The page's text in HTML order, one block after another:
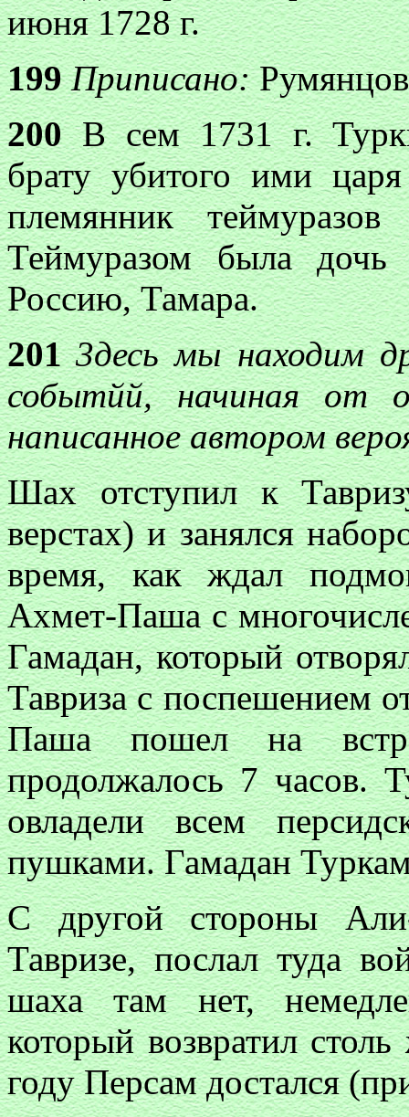
июня 1728 г.
199 Приписано:
200В сем 1731 г.
брату убитого ими
племянник
Теймуразом была дочь
Россию, Тамара.
201 3десь мы находим
событйй, начиная от
написанное автором
Шах отступил к
верстах) и занялся
время, как ждал
Ахмет-Паша с
Гамадан, который
Тавриза с поспешением
Паша пошел на
продолжалось 7 часов.
овладели всем
пушками. Гамадан
С другой стороны
Тавризе, послал туда
шаха там нет,
который возвратил
году Персам достался